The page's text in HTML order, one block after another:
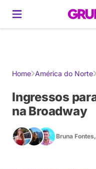
Gerador de Roteiros
Home América do Norte
Ingressos
na Broadway
Bruna Fontes,